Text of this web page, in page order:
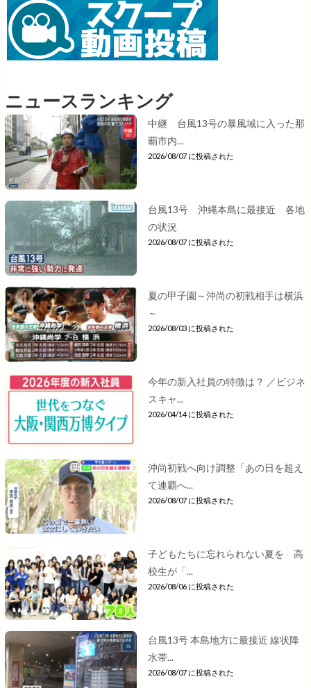
ニュースランキング
中継 台風13号の暴風域に入った那
覇市内...
2026/08/07 に投稿された
台風13号 沖縄本島に最接近 各地
の状況
2026/08/07 に投稿された
夏の甲子園～沖尚の初戦相手は横浜
～
2026/08/03 に投稿された
今年の新入社員の特徴は？ ／ビジネ
スキャ...
2026/04/14 に投稿された
沖尚初戦へ向け調整「あの日を超え
て連覇へ...
2026/08/07 に投稿された
子どもたちに忘れられない夏を 高
校生が「...
2026/08/06 に投稿された
台風13号 本島地方に最接近 線状降
水帯...
2026/08/07 に投稿された